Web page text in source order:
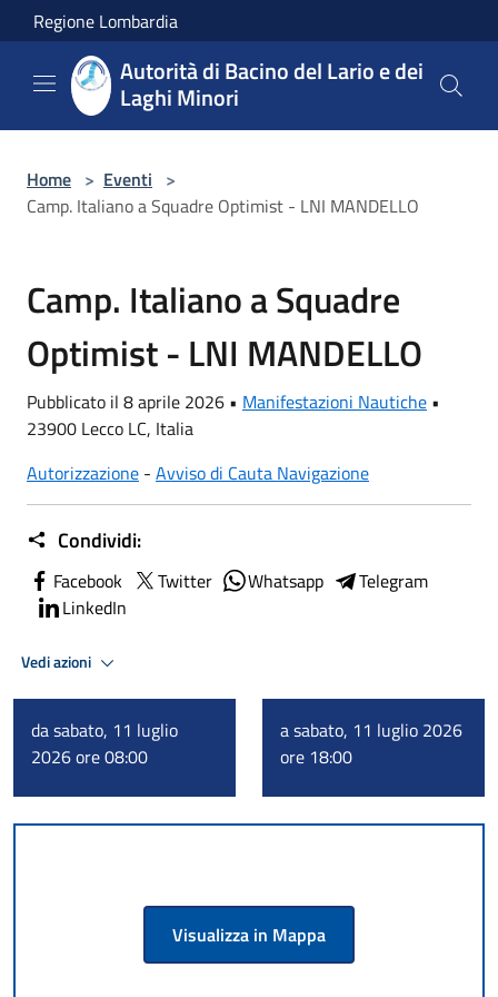
Salta al contenuto principale
Regione Lombardia
Autorità di Bacino del Lario e dei
Laghi Minori
Home > Eventi >
Camp. Italiano a Squadre Optimist - LNI MANDELLO
Camp. Italiano a Squadre
Optimist - LNI MANDELLO
Pubblicato il 8 aprile 2026 • Manifestazioni Nautiche •
23900 Lecco LC, Italia
Autorizzazione - Avviso di Cauta Navigazione
Condividi:
Facebook Twitter Whatsapp
Telegram
LinkedIn
Vedi azioni
da sabato, 11 luglio
2026 ore 08:00
a sabato, 11 luglio 2026
ore 18:00
Visualizza in Mappa